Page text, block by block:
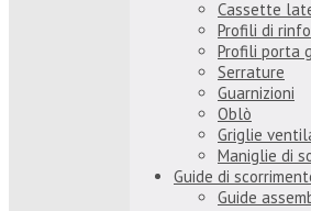
Cassette
Profili di
Profili porta
Serrature
Guarnizioni
Oblò
Griglie
Maniglie di
Guide di
Guide